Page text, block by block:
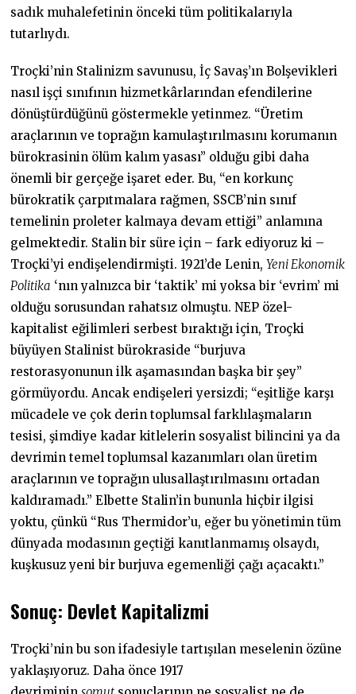
sadık muhalefetinin önceki tüm politikalarıyla
tutarlıydı.
Troçki’nin Stalinizm savunusu, İç Savaş’ın Bolşevikleri
nasıl işçi sınıfının hizmetkârlarından efendilerine
dönüştürdüğünü göstermekle yetinmez. “Üretim
araçlarının ve toprağın kamulaştırılmasını korumanın
bürokrasinin ölüm kalım yasası” olduğu gibi daha
önemli bir gerçeğe işaret eder. Bu, “en korkunç
bürokratik çarpıtmalara rağmen, SSCB’nin sınıf
temelinin proleter kalmaya devam ettiği” anlamına
gelmektedir. Stalin bir süre için – fark ediyoruz ki –
Troçki’yi endişelendirmişti. 1921’de Lenin,Yeni Ekonomik
Politika ‘nın yalnızca bir ‘taktik’ mi yoksa bir ‘evrim’ mi
olduğu sorusundan rahatsız olmuştu. NEP özel-
kapitalist eğilimleri serbest bıraktığı için, Troçki
büyüyen Stalinist bürokraside “burjuva
restorasyonunun ilk aşamasından başka bir şey”
görmüyordu. Ancak endişeleri yersizdi; “eşitliğe karşı
mücadele ve çok derin toplumsal farklılaşmaların
tesisi, şimdiye kadar kitlelerin sosyalist bilincini ya da
devrimin temel toplumsal kazanımları olan üretim
araçlarının ve toprağın ulusallaştırılmasını ortadan
kaldıramadı.” Elbette Stalin’in bununla hiçbir ilgisi
yoktu, çünkü “Rus Thermidor’u, eğer bu yönetimin tüm
dünyada modasının geçtiği kanıtlanmamış olsaydı,
kuşkusuz yeni bir burjuva egemenliği çağı açacaktı.”
Sonuç: Devlet Kapitalizmi
Troçki’nin bu son ifadesiyle tartışılan meselenin özüne
yaklaşıyoruz. Daha önce 1917